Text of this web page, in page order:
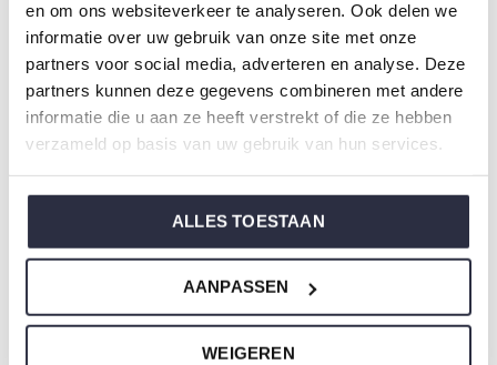
en om ons websiteverkeer te analyseren. Ook delen we
informatie over uw gebruik van onze site met onze
partners voor social media, adverteren en analyse. Deze
partners kunnen deze gegevens combineren met andere
informatie die u aan ze heeft verstrekt of die ze hebben
verzameld op basis van uw gebruik van hun services.
ALLES TOESTAAN
AANPASSEN
WEIGEREN
Thema: O-Puppy
Kollektion: Mädchenkleidung (92-164)
Typ:Nachtwäsche Kinder
Geschlecht: Mädchen
Farbe: Faded brown
Zusammensetzung: 80% Cotton/ 20% Polyester
Artikelnummer: O57012-41
Die Nachtwäsche von Charlie Choe ist gefertigt aus
einem wunderbar weichen Jersey und hat eine perfekte